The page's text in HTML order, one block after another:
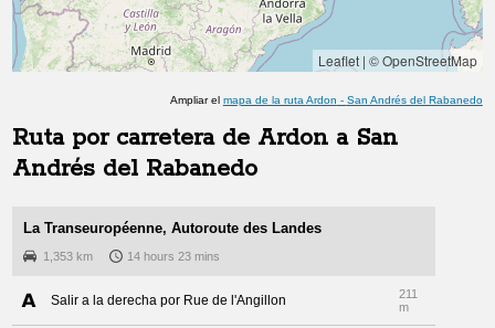
Leaflet| © OpenStreetMap
Ampliar el mapa de la ruta Ardon - San Andrés del Rabanedo
Ruta por carretera de Ardon a San
Andrés del Rabanedo
La Transeuropéenne, Autoroute des Landes
1,353 km 14 hours 23 mins
Salir a la derecha por Rue de l'Angillon
211
m